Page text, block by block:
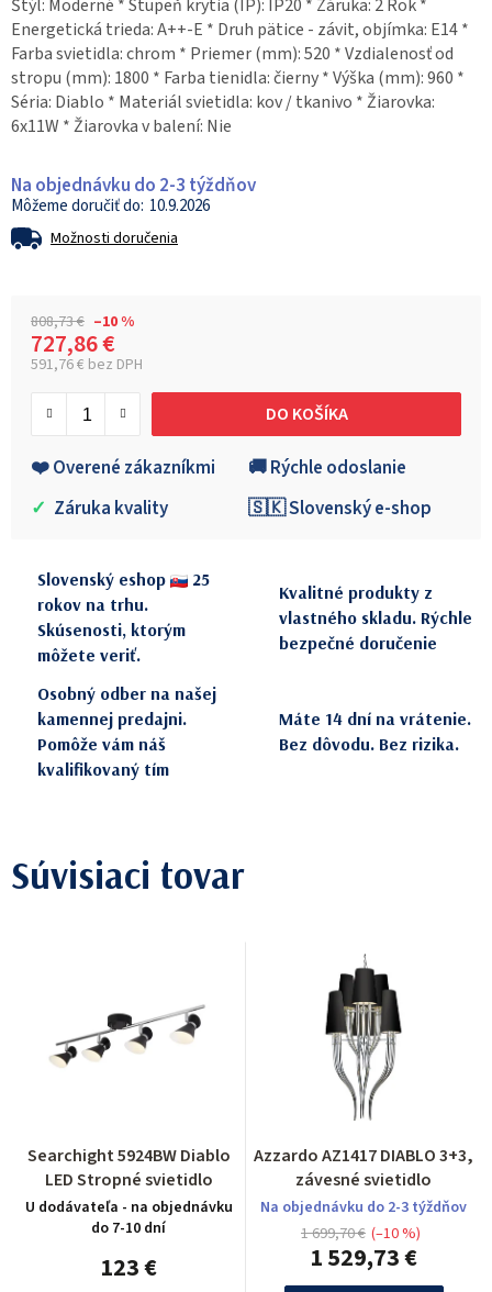
Štýl: Moderné * Stupeň krytia (IP): IP20 * Záruka: 2 Rok *
Energetická trieda: A++-E * Druh pätice - závit, objímka: E14 *
Farba svietidla: chrom * Priemer (mm): 520 * Vzdialenosť od
stropu (mm): 1800 * Farba tienidla: čierny * Výška (mm): 960 *
Séria: Diablo * Materiál svietidla: kov / tkanivo * Žiarovka:
6x11W * Žiarovka v balení: Nie
Na objednávku do 2-3 týždňov
10.9.2026
Možnosti doručenia
808,73 € –10 %
727,86 €
591,76 € bez DPH
DO KOŠÍKA
❤️ Overené zákazníkmi
🚚 Rýchle odoslanie
✓ Záruka kvality 🇸🇰 Slovenský e-shop
Slovenský eshop
25
rokov na trhu.
Skúsenosti, ktorým
môžete veriť.
Kvalitné produkty z
vlastného skladu. Rýchle
bezpečné doručenie
Osobný odber na našej
kamennej predajni.
Pomôže vám náš
kvalifikovaný tím
Máte 14 dní na vrátenie.
Bez dôvodu. Bez rizika.
Súvisiaci tovar
Searchight 5924BW Diablo
LED Stropné svietidlo
U dodávateľa - na objednávku
do 7-10 dní
123 €
Azzardo AZ1417 DIABLO 3+3,
závesné svietidlo
Na objednávku do 2-3 týždňov
1 529,73 €
1 699,70 € (–10 %)